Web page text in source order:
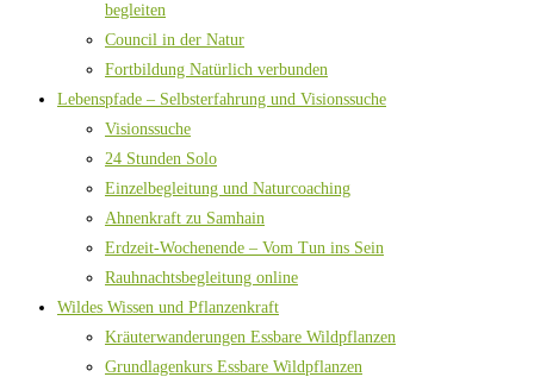
begleiten
Council in der Natur
Fortbildung Natürlich verbunden
Lebenspfade – Selbsterfahrung und Visionssuche
Visionssuche
24 Stunden Solo
Einzelbegleitung und Naturcoaching
Ahnenkraft zu Samhain
Erdzeit-Wochenende – Vom Tun ins Sein
Rauhnachtsbegleitung online
Wildes Wissen und Pflanzenkraft
Kräuterwanderungen Essbare Wildpflanzen
Grundlagenkurs Essbare Wildpflanzen